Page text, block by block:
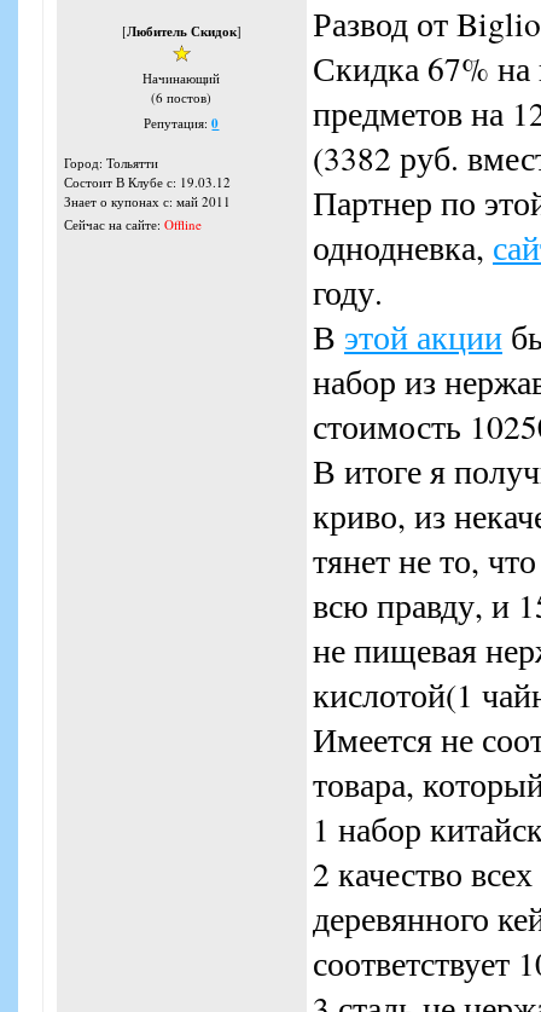
[Любитель Скидок]
Начинающий
(6 постов)
Репутация:0
Город: Тольятти
Состоит В Клубе с: 19.03.12
Знает о купонах с: май 2011
Сейчас на сайте: Offline
Развод от
Скидка 67%
предметов на
(3382 руб.
Партнер по
однодневка,
году.
В этой акции
набор из
стоимость
В итоге я
криво, из
тянет не то,
всю правду, и
не пищевая
кислотой(1
Имеется не
товара,
1 набор
2 качество
деревянного
соответствует